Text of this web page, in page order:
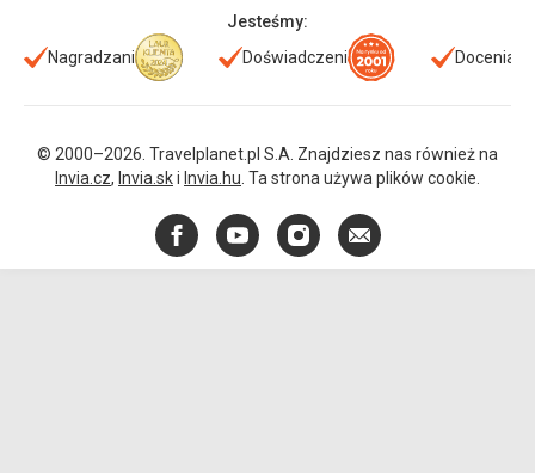
Jesteśmy:
Nagradzani
Doświadczeni Doceniani
© 2000–2026. Travelplanet.pl S.A. Znajdziesz nas również na
Invia.cz, Invia.ski Invia.hu . Ta strona używa plików cookie.
FacebookYouTubeInstagram
E-
mail